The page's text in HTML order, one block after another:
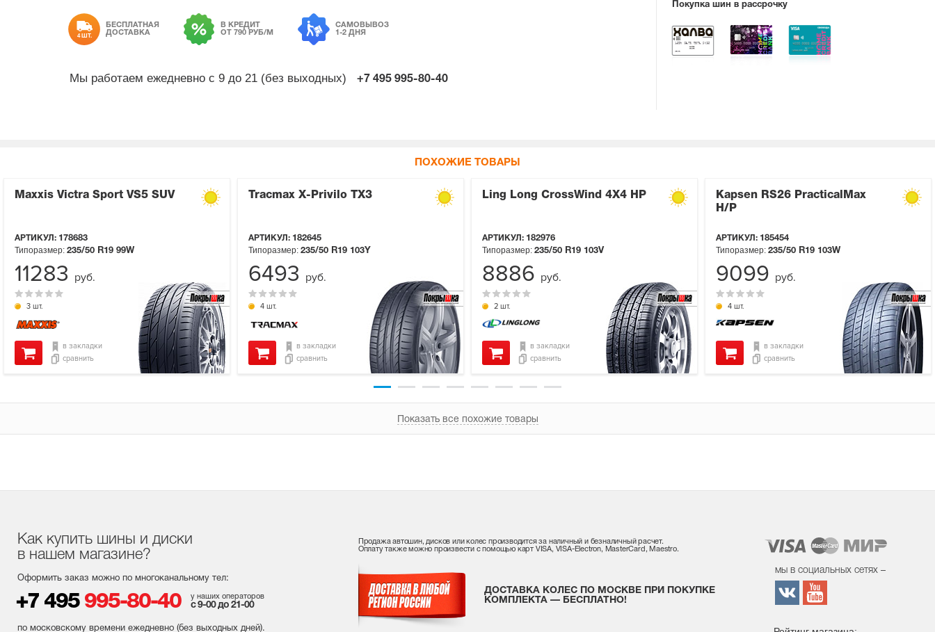
4 ШТ.
БЕСПЛАТНАЯ
ДОСТАВКА
В КРЕДИТ
ОТ 790 РУБ/М
САМОВЫВОЗ
1-2 ДНЯ
Мы работаем ежедневно с 9 до 21 (без выходных) +7 495 995-80-40
Покупка шин в рассрочку
ПОХОЖИЕ ТОВАРЫ
Maxxis Victra Sport VS5 SUV
АРТИКУЛ: 178683
3 шт.
Типоразмер: 235/50 R19 99W
в закладки
сравнить
11283 руб.
Tracmax X-Privilo TX3
АРТИКУЛ: 182645
4 шт.
Типоразмер: 235/50 R19 103Y
в закладки
сравнить
6493 руб.
Ling Long CrossWind 4X4 HP
АРТИКУЛ: 182976
2 шт.
Типоразмер: 235/50 R19 103V
в закладки
сравнить
8886 руб.
Kapsen RS26 PracticalMax
H/P
АРТИКУЛ: 185454
4 шт.
Типоразмер: 235/50 R19 103W
в закладки
сравнить
9099 руб.
Показать все похожие товары
Как купить шины и диски
в нашем магазине?
Оформить заказ можно по многоканальному тел:
+7 495 995-80-40 у наших операторов
с 9-00 до 21-00
по московскому времени ежедневно (без выходных дней).
Продажа автошин, дисков или колес производится за наличный и безналичный расчет.
Оплату также можно произвести с помощью карт VISA, VISA-Electron, MasterCard, Maestro.
ДОСТАВКА КОЛЕС ПО МОСКВЕ ПРИ ПОКУПКЕ
КОМПЛЕКТА — БЕСПЛАТНО!
мы в социальных сетях –